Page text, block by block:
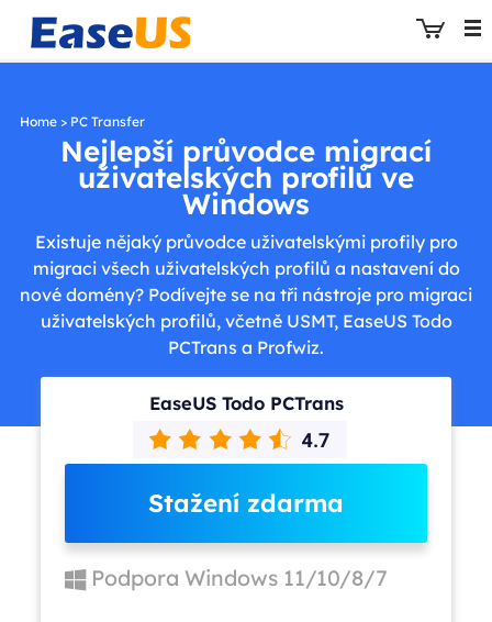
Home> PC Transfer
Nejlepší průvodce migrací
uživatelských profilů ve
Windows
Existuje nějaký průvodce uživatelskými profily pro
migraci všech uživatelských profilů a nastavení do
nové domény? Podívejte se na tři nástroje pro migraci
uživatelských profilů, včetně USMT, EaseUS Todo
PCTrans a Profwiz.
EaseUS Todo PCTrans
Stažení zdarma
Podpora Windows 11/10/8/7